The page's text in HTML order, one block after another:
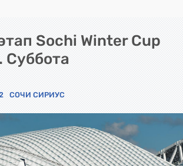
Sochi Winter Cup
СОЧИ СИРИУС